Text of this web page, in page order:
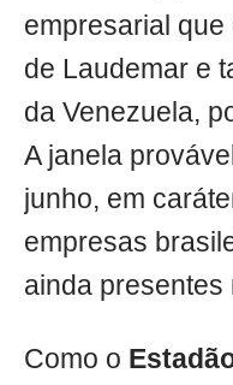
empresarial
de Laudemar e
da Venezuela,
A janela
junho, em
empresas
ainda
Como o